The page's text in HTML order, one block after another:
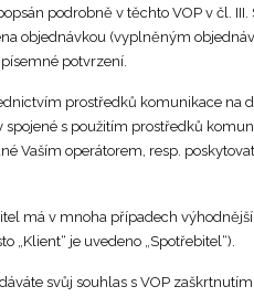
podrobně v těchto VOP v čl.
objednávkou (vyplněným
potvrzení.
prostředků komunikace na
s použitím prostředků
Vaším operátorem, resp.
má v mnoha případech výhodnější
je uvedeno „Spotřebitel“).
svůj souhlas s VOP